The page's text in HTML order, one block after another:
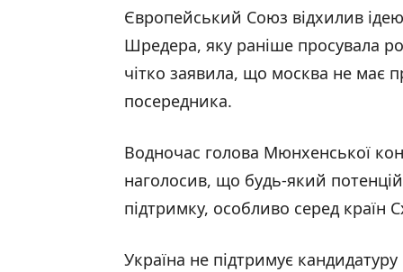
Європейський Союз відхилив
Шредера, яку раніше просувала
чітко заявила, що москва не має
посередника.
Водночас голова Мюнхенської
наголосив, що будь-який
підтримку, особливо серед країн
Україна не підтримує